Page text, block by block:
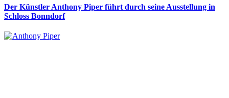
Der Künstler Anthony Piper führt durch seine Ausstellung in
Schloss Bonndorf